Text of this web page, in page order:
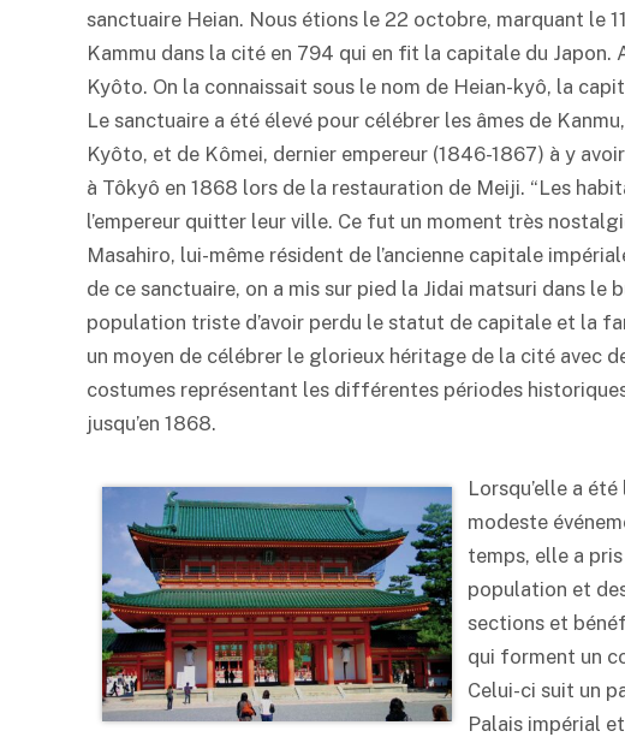
sanctuaire Heian. Nous étions le 22 octobre, marquant le
Kammu dans la cité en 794 qui en fit la capitale du Japon.
Kyôto. On la connaissait sous le nom de Heian-kyô, la
Le sanctuaire a été élevé pour célébrer les âmes de
Kyôto, et de Kômei, dernier empereur (1846-1867) à y
à Tôkyô en 1868 lors de la restauration de Meiji. “Les
l’empereur quitter leur ville. Ce fut un moment très
Masahiro, lui-même résident de l’ancienne capitale
de ce sanctuaire, on a mis sur pied la Jidai matsuri dans le
population triste d’avoir perdu le statut de capitale et la
un moyen de célébrer le glorieux héritage de la cité avec
costumes représentant les différentes périodes
jusqu’en 1868.
Lorsqu’elle a
modeste
temps, elle a
population et
sections et
qui forment un
Celui-ci suit un
Palais impérial